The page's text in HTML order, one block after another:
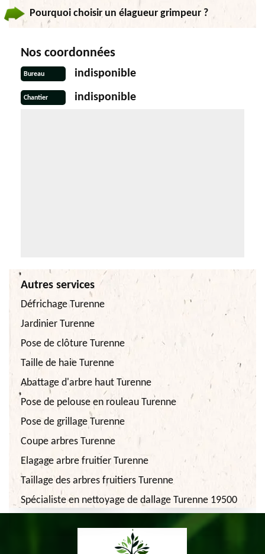
Pourquoi choisir un élagueur grimpeur ?
Nos coordonnées
Bureau indisponible
Chantier indisponible
Autres services
Défrichage Turenne
Jardinier Turenne
Pose de clôture Turenne
Taille de haie Turenne
Abattage d'arbre haut Turenne
Pose de pelouse en rouleau Turenne
Pose de grillage Turenne
Coupe arbres Turenne
Elagage arbre fruitier Turenne
Taillage des arbres fruitiers Turenne
Spécialiste en nettoyage de dallage Turenne 19500